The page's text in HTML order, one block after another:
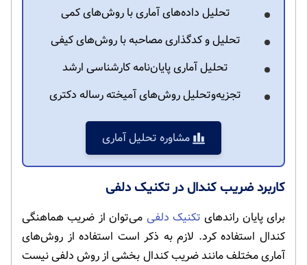
تحلیل داده‌های آماری با روش‌های کمی
تحلیل و کدگذاری مصاحبه با روش‌های کیفی
تحلیل آماری پایان‌نامه کارشناسی ارشد
تجزیه‌وتحلیل روش‌های آمیخته رساله دکتری
مشاوره تحلیل آماری
کاربرد ضریب کندال در تکنیک دلفی
برای پایان راندهای تکنیک دلفی می‌توان از ضریب هماهنگی
کندال استفاده کرد. لازم به ذکر است استفاده از روش‌های
آماری مختلف مانند ضریب کندال بخشی از روش دلفی نیست